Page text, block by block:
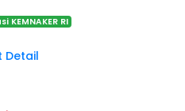
KEMNAKER RI
Detail